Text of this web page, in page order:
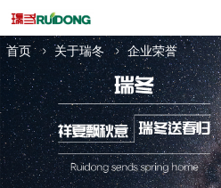
首页 关于瑞冬 企业荣誉